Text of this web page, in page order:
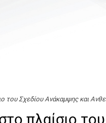
του Σχεδίου Ανάκαμψης και
πλαίσιο